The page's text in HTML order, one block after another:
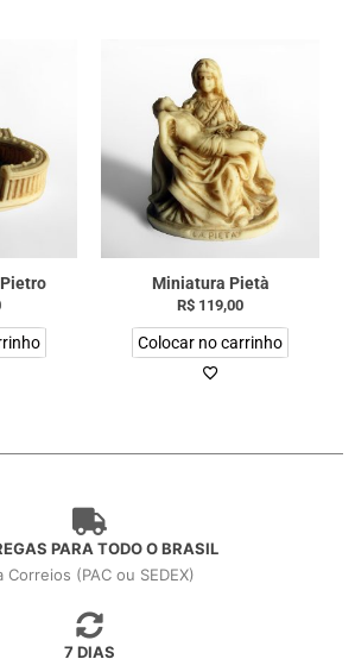
Miniatura Pietà
R$ 119,00
Colocar no carrinho
PARA TODO O BRASIL
Correios (PAC ou SEDEX)
7 DIAS